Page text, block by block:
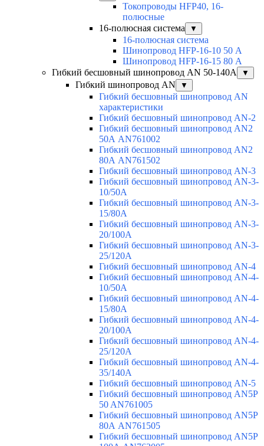
Токопроводы HFP40, 16-
полюсные
16-полюсная система
▼
16-полюсная система
Шинопровод HFP-16-10 50 А
Шинопровод HFP-16-15 80 А
Гибкий бесшовный шинопровод AN 50-140А
▼
Гибкий шинопровод AN ▼
Гибкий бесшовный шинопровод AN
характеристики
Гибкий бесшовный шинопровод AN-2
Гибкий бесшовный шинопровод AN2
50А AN761002
Гибкий бесшовный шинопровод AN2
80А AN761502
Гибкий бесшовный шинопровод AN-3
Гибкий бесшовный шинопровод AN-3-
10/50A
Гибкий бесшовный шинопровод AN-3-
15/80A
Гибкий бесшовный шинопровод AN-3-
20/100A
Гибкий бесшовный шинопровод AN-3-
25/120A
Гибкий бесшовный шинопровод AN-4
Гибкий бесшовный шинопровод AN-4-
10/50A
Гибкий бесшовный шинопровод AN-4-
15/80A
Гибкий бесшовный шинопровод AN-4-
20/100A
Гибкий бесшовный шинопровод AN-4-
25/120A
Гибкий бесшовный шинопровод AN-4-
35/140A
Гибкий бесшовный шинопровод AN-5
Гибкий бесшовный шинопровод AN5P
50 AN761005
Гибкий бесшовный шинопровод AN5P
80А AN761505
Гибкий бесшовный шинопровод AN5P